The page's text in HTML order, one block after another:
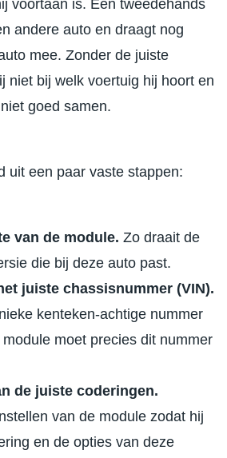
voortaan is. Een tweedehands
andere auto en draagt nog
mee. Zonder de juiste
niet bij welk voertuig hij hoort en
goed samen.
uit een paar vaste stappen:
van de module. Zo draait de
die bij deze auto past.
juiste chassisnummer (VIN).
kenteken-achtige nummer
moet precies dit nummer
de juiste coderingen.
van de module zodat hij
en de opties van deze